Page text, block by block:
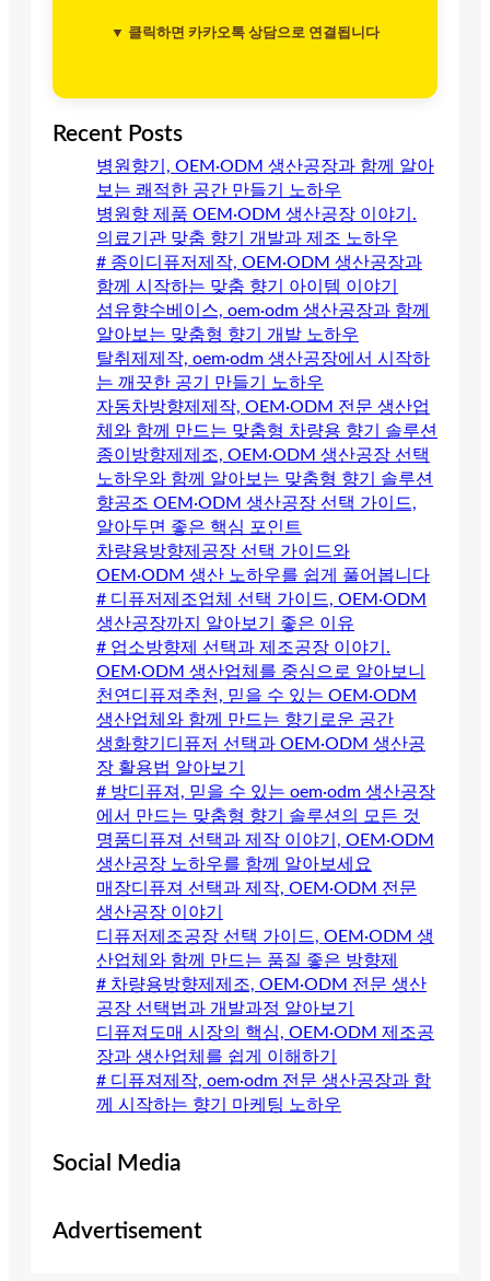
▼ 클릭하면 카카오톡 상담으로 연결됩니다
Recent Posts
병원향기, OEM·ODM 생산공장과 함께 알아
보는 쾌적한 공간 만들기 노하우
병원향 제품 OEM·ODM 생산공장 이야기.
의료기관 맞춤 향기 개발과 제조 노하우
# 종이디퓨저제작, OEM·ODM 생산공장과
함께 시작하는 맞춤 향기 아이템 이야기
섬유향수베이스, oem·odm 생산공장과 함께
알아보는 맞춤형 향기 개발 노하우
탈취제제작, oem·odm 생산공장에서 시작하
는 깨끗한 공기 만들기 노하우
자동차방향제제작, OEM·ODM 전문 생산업
체와 함께 만드는 맞춤형 차량용 향기 솔루션
종이방향제제조, OEM·ODM 생산공장 선택
노하우와 함께 알아보는 맞춤형 향기 솔루션
향공조 OEM·ODM 생산공장 선택 가이드,
알아두면 좋은 핵심 포인트
차량용방향제공장 선택 가이드와
OEM·ODM 생산 노하우를 쉽게 풀어봅니다
# 디퓨저제조업체 선택 가이드, OEM·ODM
생산공장까지 알아보기 좋은 이유
# 업소방향제 선택과 제조공장 이야기.
OEM·ODM 생산업체를 중심으로 알아보니
천연디퓨져추천, 믿을 수 있는 OEM·ODM
생산업체와 함께 만드는 향기로운 공간
생화향기디퓨저 선택과 OEM·ODM 생산공
장 활용법 알아보기
# 방디퓨져, 믿을 수 있는 oem·odm 생산공장
에서 만드는 맞춤형 향기 솔루션의 모든 것
명품디퓨져 선택과 제작 이야기, OEM·ODM
생산공장 노하우를 함께 알아보세요
매장디퓨져 선택과 제작, OEM·ODM 전문
생산공장 이야기
디퓨저제조공장 선택 가이드, OEM·ODM 생
산업체와 함께 만드는 품질 좋은 방향제
# 차량용방향제제조, OEM·ODM 전문 생산
공장 선택법과 개발과정 알아보기
디퓨져도매 시장의 핵심, OEM·ODM 제조공
장과 생산업체를 쉽게 이해하기
# 디퓨져제작, oem·odm 전문 생산공장과 함
께 시작하는 향기 마케팅 노하우
Social Media
Advertisement